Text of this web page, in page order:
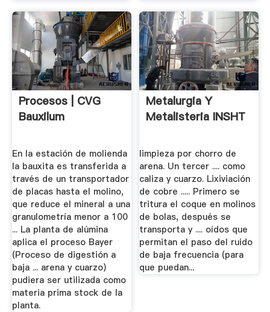
Procesos | CVG
Bauxilum
En la estación de molienda
la bauxita es transferida a
través de un transportador
de placas hasta el molino,
que reduce el mineral a una
granulometría menor a 100
... La planta de alúmina
aplica el proceso Bayer
(Proceso de digestión a
baja ... arena y cuarzo)
pudiera ser utilizada como
materia prima stock de la
planta.
Metalurgia Y
Metalisteria INSHT
limpieza por chorro de
arena. Un tercer .... como
caliza y cuarzo. Lixiviación
de cobre ..... Primero se
tritura el coque en molinos
de bolas, después se
transporta y .... oídos que
permitan el paso del ruido
de baja frecuencia (para
que puedan...